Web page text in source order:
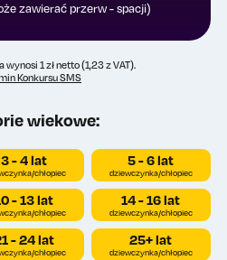
zawierać przerw - spacji)
wynosi 1 zł netto (1,23 z VAT).
Konkursu SMS
wiekowe:
3 - 4 lat
chłopiec
5 - 6 lat
dziewczynka/chłopiec
- 13 lat
chłopiec
14 - 16 lat
dziewczynka/chłopiec
- 24 lat
chłopiec
25+ lat
dziewczynka/chłopiec